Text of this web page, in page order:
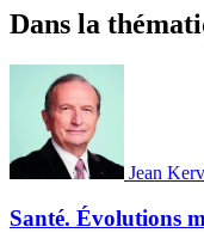
Dans la
Jean
Santé. Évolutions